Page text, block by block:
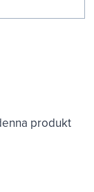
produkt